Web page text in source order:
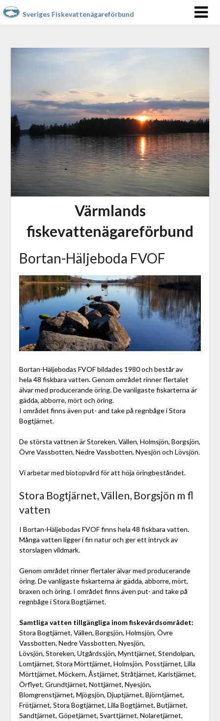
Sveriges Fiskevattenägareförbund
Värmlands
fiskevattenägareförbund
Bortan-Häljeboda FVOF
Bortan-Häljebodas FVOF bildades 1980 och består av
hela 48 fiskbara vatten. Genom området rinner flertalet
älvar med producerande öring. De vanligaste fiskarterna är
gädda, abborre, mört och öring.
I området finns även put- and take på regnbåge i Stora
Bogtjärnet.
De största vattnen är Storeken, Vällen, Holmsjön, Borgsjön,
Övre Vassbotten, Nedre Vassbotten, Nyesjön och Lövsjön.
Vi arbetar med biotopvård för att höja öringbeståndet.
Stora Bogtjärnet, Vällen, Borgsjön m fl
vatten
I Bortan-Häljebodas FVOF finns hela 48 fiskbara vatten.
Många vatten ligger i fin natur och ger ett intryck av
storslagen vildmark.
Genom området rinner flertaler älvar med producerande
öring. De vanligaste fiskarterna är gädda, abborre, mört,
braxen och öring. I området finns även put- and take på
regnbåge i Stora Bogtjärnet.
Samtliga vatten tillgängliga inom fiskevårdsområdet:
Stora Bogtjärnet, Vällen, Borgsjön, Holmsjön, Övre
Vassbotten, Nedre Vassbotten, Nyesjön,
Lövsjön, Storeken, Utgårdssjön, Mynttjärnet, Stendolpan,
Lomtjärnet, Stora Mörttjärnet, Holmsjön, Posstjärnet, Lilla
Mörttjärnet, Möckern, Åstjärnet, Stråtjärnet, Karistjärnet,
Örflyet, Grundtjärnet, Nottjärnet, Nyesjön,
Blomgrenstjärnet, Mjögsjön, Djuptjärnet, Björntjärnet,
Frötjärnet, Stora Bogtjärnet, Lilla Bogtjärnet, Butjärnet,
Sandtjärnet, Göpetjärnet, Svarttjärnet, Nolaretjärnet,